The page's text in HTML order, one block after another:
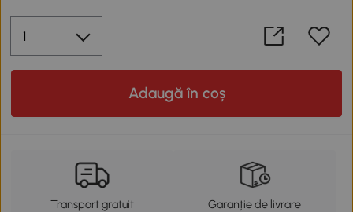
Adaugă în coș
Transport gratuit Garanție de livrare